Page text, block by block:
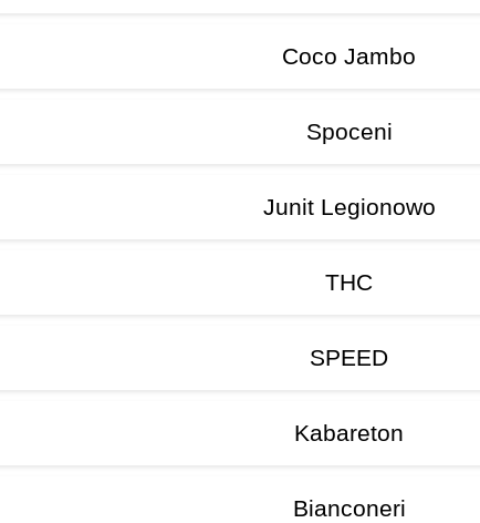
Coco Jambo
Spoceni
Junit Legionowo
THC
SPEED
Kabareton
Bianconeri